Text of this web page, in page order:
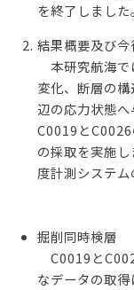
を終了しました。
結果概要及び
本研究航海で
変化、断層の
辺の応力状態へ
C0019と
の採取を実施
度計測システ
掘削同時検層
C0019と
なデータの取